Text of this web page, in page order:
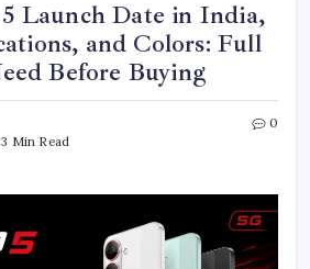
Launch Date in India,
and Colors: Full
Before Buying
3 Min Read
0